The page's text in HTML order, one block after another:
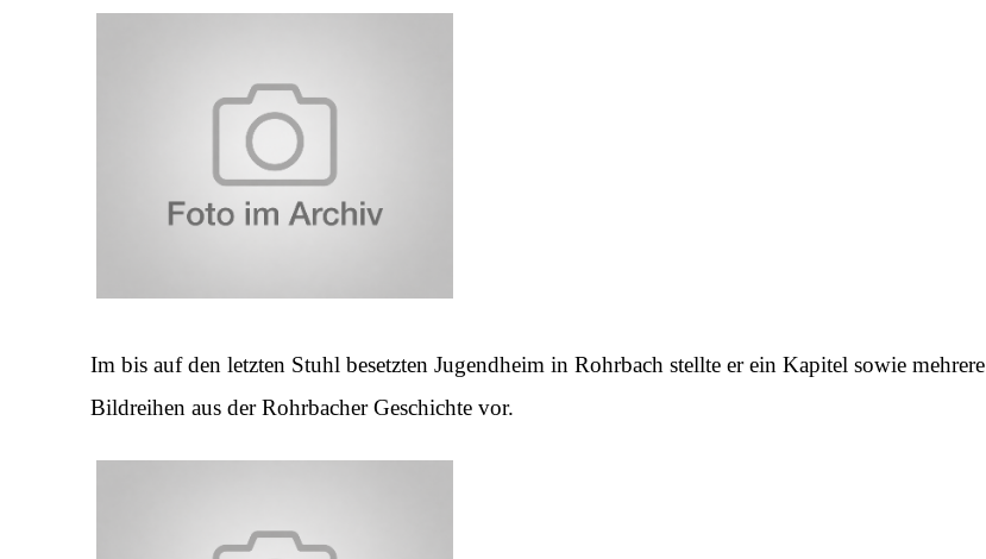
Im bis auf den letzten Stuhl besetzten Jugendheim in Rohrbach stellte er ein Kapitel sowie mehrere
Bildreihen aus der Rohrbacher Geschichte vor.